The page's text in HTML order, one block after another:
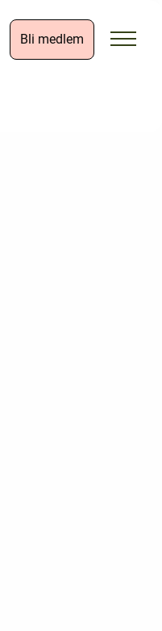
Bli medlem